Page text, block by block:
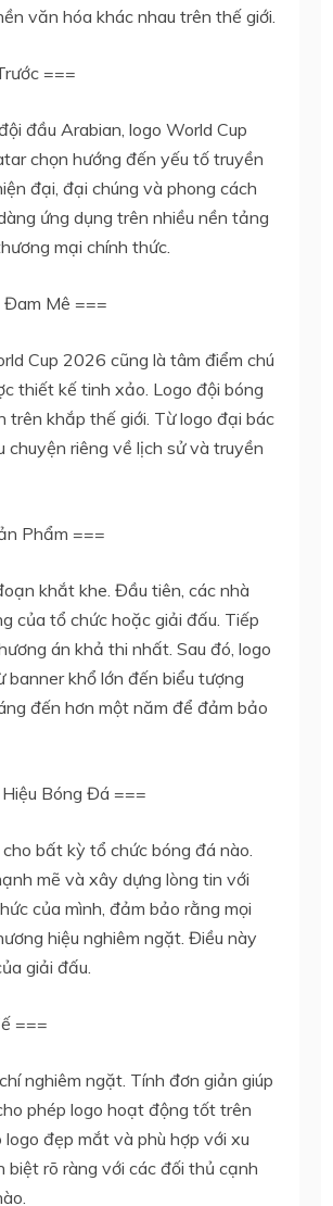
văn hóa khác nhau trên thế giới.
===
đầu Arabian, logo World Cup
chọn hướng đến yếu tố truyền
đại, đại chúng và phong cách
ứng dụng trên nhiều nền tảng
mại chính thức.
Đam Mê ===
Cup 2026 cũng là tâm điểm chú
thiết kế tinh xảo. Logo đội bóng
trên khắp thế giới. Từ logo đại bác
chuyện riêng về lịch sử và truyền
Phẩm ===
khắt khe. Đầu tiên, các nhà
của tổ chức hoặc giải đấu. Tiếp
án khả thi nhất. Sau đó, logo
banner khổ lớn đến biểu tượng
đến hơn một năm để đảm bảo
Bóng Đá ===
bất kỳ tổ chức bóng đá nào.
mẽ và xây dựng lòng tin với
của mình, đảm bảo rằng mọi
hiệu nghiêm ngặt. Điều này
giải đấu.
===
nghiêm ngặt. Tính đơn giản giúp
phép logo hoạt động tốt trên
đẹp mắt và phù hợp với xu
biệt rõ ràng với các đối thủ cạnh